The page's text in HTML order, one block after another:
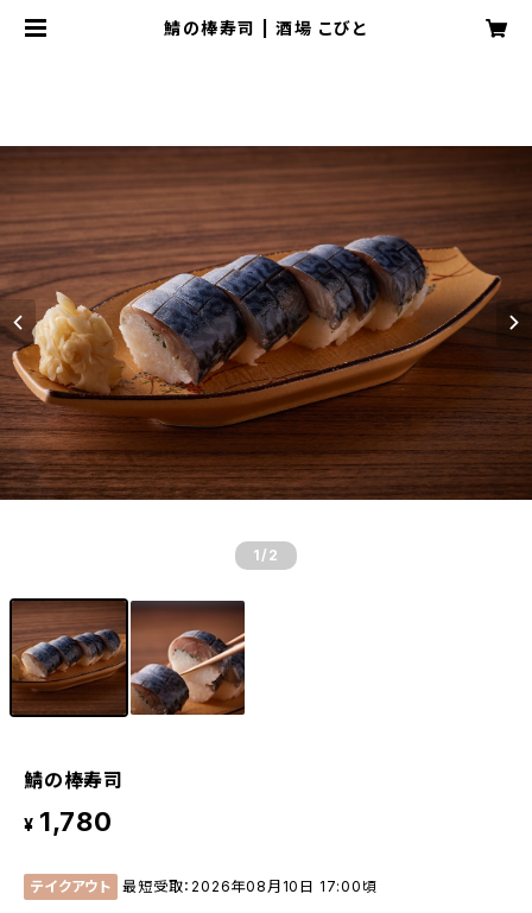
鯖の棒寿司 | 酒場 こびと
1 /2
鯖の棒寿司
¥ 1,780
テイクアウト 最短受取：2026年08月10日 17:00頃